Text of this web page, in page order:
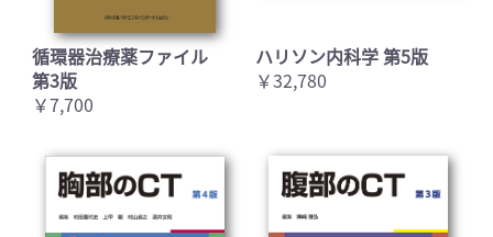
循環器治療薬ファイル
第3版
￥7,700
ハリソン内科学 第5版
￥32,780